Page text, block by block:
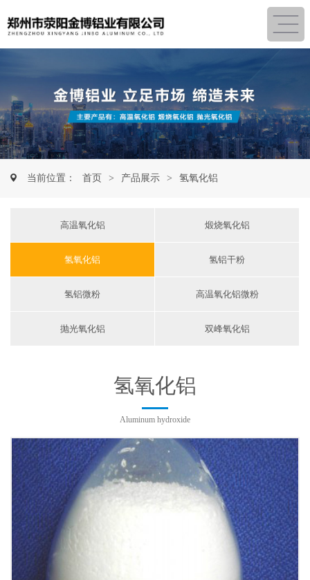
当前位置： 首页 > 产品展示 > 氢氧化铝
高温氧化铝 煅烧氧化铝
氢氧化铝 氢铝干粉
氢铝微粉 高温氧化铝微粉
抛光氧化铝 双峰氧化铝
氢氧化铝
Aluminum hydroxide